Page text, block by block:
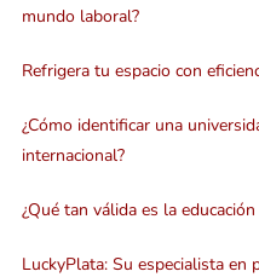
mundo laboral?
Refrigera tu espacio con
¿Cómo identificar una
internacional?
¿Qué tan válida es la
LuckyPlata: Su especialista